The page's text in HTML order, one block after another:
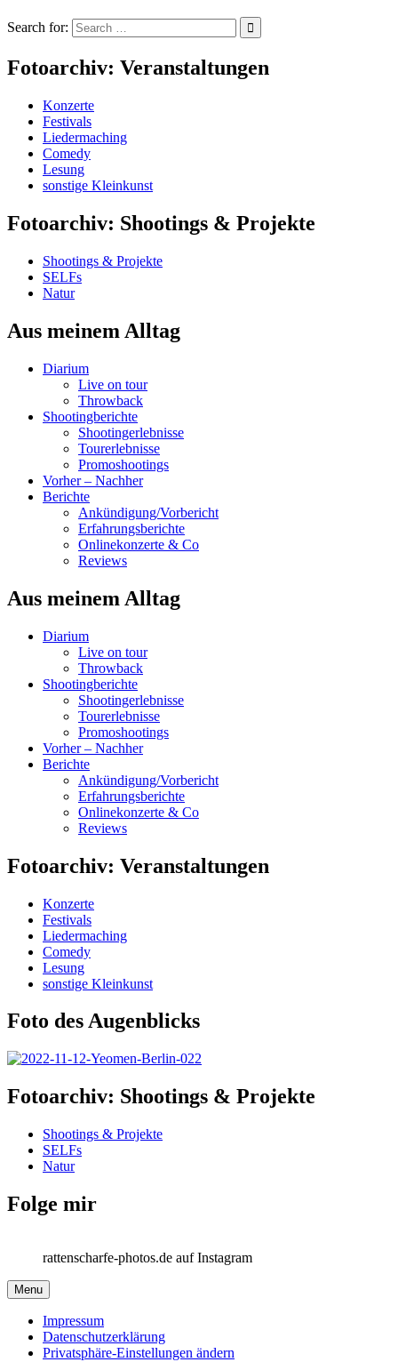
Search for:
Fotoarchiv: Veranstaltungen
Konzerte
Festivals
Liedermaching
Comedy
Lesung
sonstige Kleinkunst
Fotoarchiv: Shootings & Projekte
Shootings & Projekte
SELFs
Natur
Aus meinem Alltag
Diarium
Live on tour
Throwback
Shootingberichte
Shootingerlebnisse
Tourerlebnisse
Promoshootings
Vorher – Nachher
Berichte
Ankündigung/Vorbericht
Erfahrungsberichte
Onlinekonzerte & Co
Reviews
Aus meinem Alltag
Diarium
Live on tour
Throwback
Shootingberichte
Shootingerlebnisse
Tourerlebnisse
Promoshootings
Vorher – Nachher
Berichte
Ankündigung/Vorbericht
Erfahrungsberichte
Onlinekonzerte & Co
Reviews
Fotoarchiv: Veranstaltungen
Konzerte
Festivals
Liedermaching
Comedy
Lesung
sonstige Kleinkunst
Foto des Augenblicks
Fotoarchiv: Shootings & Projekte
Shootings & Projekte
SELFs
Natur
Folge mir
rattenscharfe-photos.de auf Instagram
Menu
Impressum
Datenschutzerklärung
Privatsphäre-Einstellungen ändern